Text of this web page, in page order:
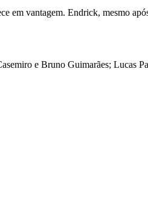
em vantagem. Endrick, mesmo
e Bruno Guimarães; Lucas